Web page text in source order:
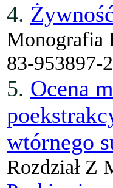
4.
Monografia
83-953897-
5. Ocena
wtórnego
Rozdział Z